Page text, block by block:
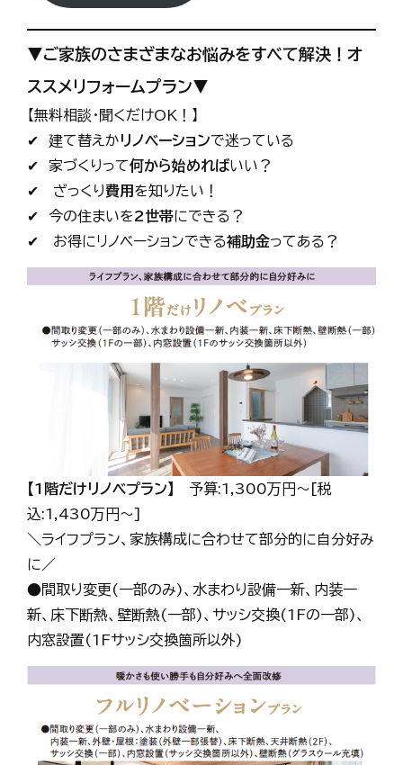
▼ご家族のさまざまなお悩みをすべて解決！オ
ススメリフォームプラン▼
【無料相談・聞くだけOK！】
✔ 建て替えかリノベーションで迷っている
✔ 家づくりって何から始めればいい？
✔ ざっくり費用 を知りたい！
✔ 今の住まいを2世帯にできる？
✔ お得にリノベーションできる補助金ってある？
【1階だけリノベプラン】
予算:1,300万円～[税
込:1,430万円～]
＼ライフプラン、家族構成に合わせて部分的に自分好み
に／
●間取り変更(一部のみ)、水まわり設備一新、内装一
新、床下断熱、壁断熱(一部)、サッシ交換(1Fの一部)、
内窓設置(1Fサッシ交換箇所以外)